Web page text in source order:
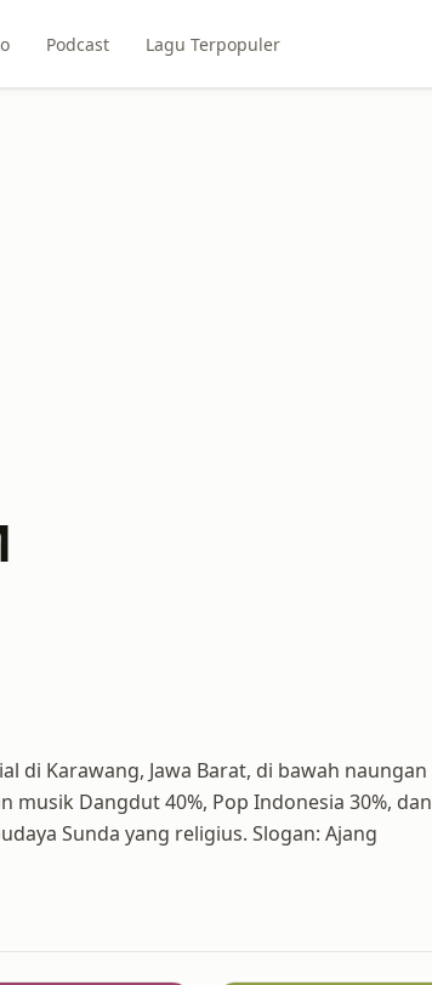
Podcast Lagu Terpopuler
di Karawang, Jawa Barat, di bawah naungan
musik Dangdut 40%, Pop Indonesia 30%, dan
Sunda yang religius. Slogan: Ajang